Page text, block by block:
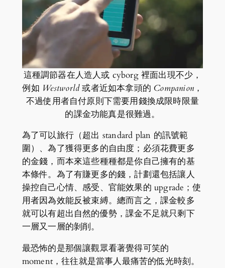
這種調節器在人造人或 cyborg 裡面出現不少，
例如 Westworld或者近如本拿頭的 Companion ，
不過使用者自付原則下需要用錢換成限時限量
的課金功能真是很難過。
為了可以旅行（超出 standard plan 的訊號範
圍）、為了獲得更多的自由度；必須花費更多
的金錢，而本來這些種種都是你自己擁有的基
本條件。為了有賺更多的錢，計劃還包括讓人
操控自己心情、感受、官能效果的 upgrade；使
用者因為效能反被束縛。總而言之，課金較多
就可以有超出自然的優勢，課金不足就只剩下
一層又一層的剝削。
最恐怖的是那個讓觀眾看著覺得可笑的
moment，往往就是當事人最痛苦的低光時刻。